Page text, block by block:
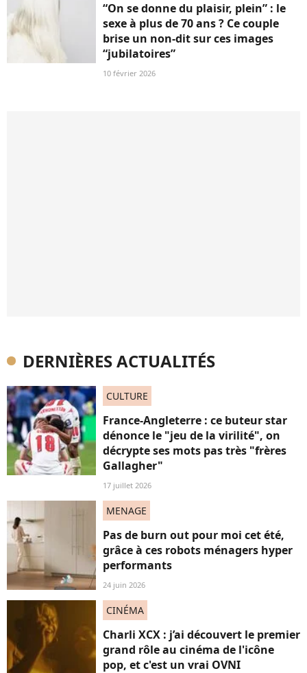
“On se donne du plaisir, plein” : le
sexe à plus de 70 ans ? Ce couple
brise un non-dit sur ces images
“jubilatoires”
10 février 2026
DERNIÈRES ACTUALITÉS
CULTURE
France-Angleterre : ce buteur star
dénonce le "jeu de la virilité", on
décrypte ses mots pas très "frères
Gallagher"
17 juillet 2026
MENAGE
Pas de burn out pour moi cet été,
grâce à ces robots ménagers hyper
performants
24 juin 2026
CINÉMA
Charli XCX : j’ai découvert le premier
grand rôle au cinéma de l'icône
pop, et c'est un vrai OVNI